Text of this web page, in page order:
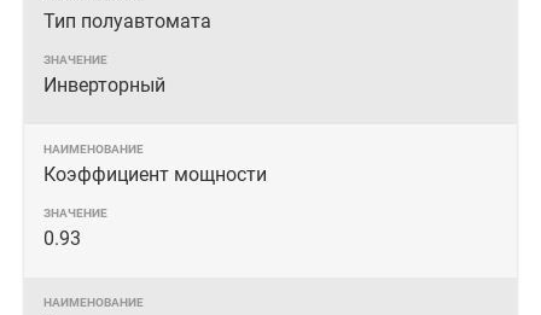
Тип полуавтомата
Инверторный
Коэффициент мощности
0.93